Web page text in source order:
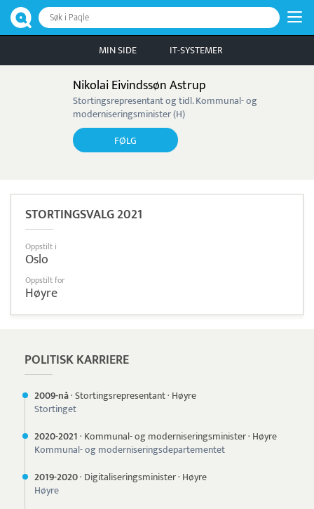
Søk i Paqle
MIN SIDE IT-SYSTEMER
Nikolai Eivindssøn Astrup
Stortingsrepresentant og tidl. Kommunal- og
moderniseringsminister (H)
FØLG
STORTINGSVALG 2021
Oppstilt i
Oslo
Oppstilt for
Høyre
POLITISK KARRIERE
2009-nå·Stortingsrepresentant· Høyre
Stortinget
2020-2021· Kommunal- og moderniseringsminister· Høyre
Kommunal- og moderniseringsdepartementet
2019-2020· Digitaliseringsminister· Høyre
Høyre